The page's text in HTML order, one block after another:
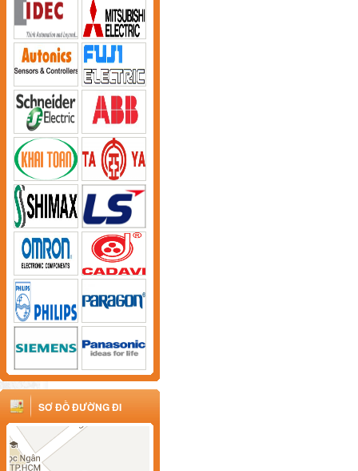
SƠ ĐỒ ĐƯỜNG ĐI